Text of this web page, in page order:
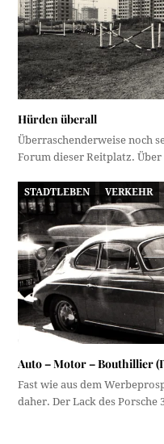
Hürden überall
Überraschenderweise noch
Forum dieser Reitplatz.
STADTLEBEN VERKEHR
Auto – Motor – Bouthillier
Fast wie aus dem
daher. Der Lack des Porsche